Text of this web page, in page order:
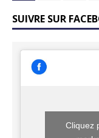
SUIVRE SUR
Cliquez